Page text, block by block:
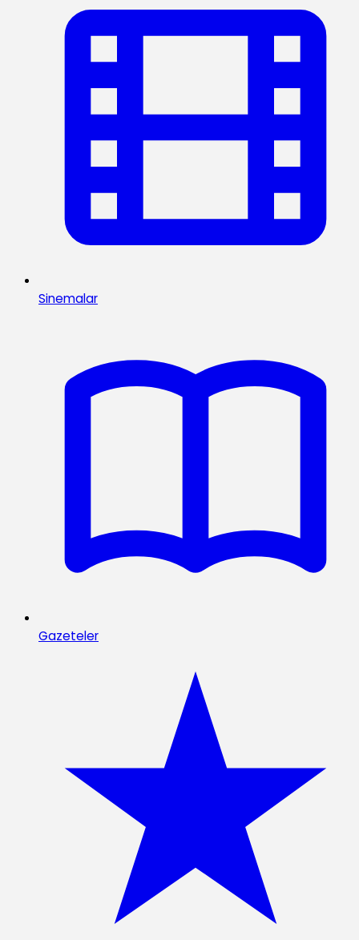
Sinemalar
Gazeteler